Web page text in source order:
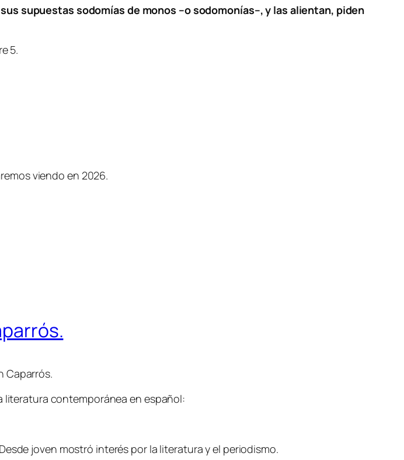
supuestas sodomías de monos –o sodomonías–, y las alientan, piden
5.
viendo en 2026.
Caparrós.
literatura contemporánea en español:
joven mostró interés por la literatura y el periodismo.